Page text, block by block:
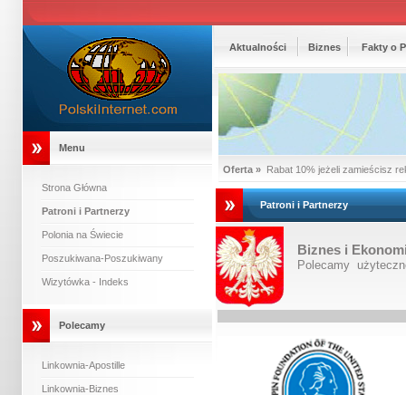
Menu
Strona Główna
Patroni i Partnerzy
Polonia na Świecie
Poszukiwana-Poszukiwany
Wizytówka - Indeks
Polecamy
Linkownia-Apostille
Linkownia-Biznes
Aktualności Biznes Fakty o
Oferta » Rabat 10% jeżeli zamieścisz
Patroni i Partnerzy
Biznes i
Polecamy